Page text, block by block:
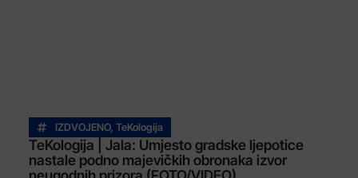
IZDVOJENO, TeKologija
TeKologija | Jala: Umjesto gradske ljepotice
nastale podno majevičkih obronaka izvor